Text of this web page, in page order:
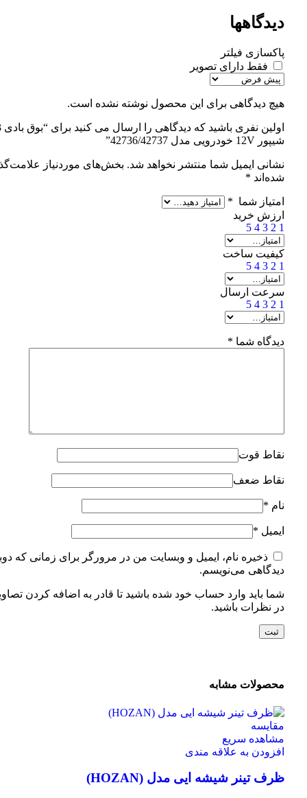
دیدگاهها
پاکسازی فیلتر
فقط دارای تصویر
هیچ دیدگاهی برای این محصول نوشته نشده است.
اولین نفری
شیپور 12V خودرویی مدل 42736/42737”
نشانی ایمیل شما منتشر نخواهد شد. بخش‌های موردنیاز
شده‌اند *
امتیاز شما *
ارزش خرید
1
2
3
4
5
کیفیت ساخت
1
2
3
4
5
سرعت ارسال
1
2
3
4
5
دیدگاه شما *
نقاط قوت
نقاط ضعف
نام *
ایمیل *
ذخیره نام، ایمیل و وبسایت من در مرورگر برای زمانی که
دیدگاهی می‌نویسم.
شما باید وارد حساب خود شده باشید تا قادر به اضافه کردن
در نظرات باشید.
محصولات مشابه
مقایسه
مشاهده سریع
افزودن به علاقه مندی
ظرف تینر شیشه ایی مدل (HOZAN)